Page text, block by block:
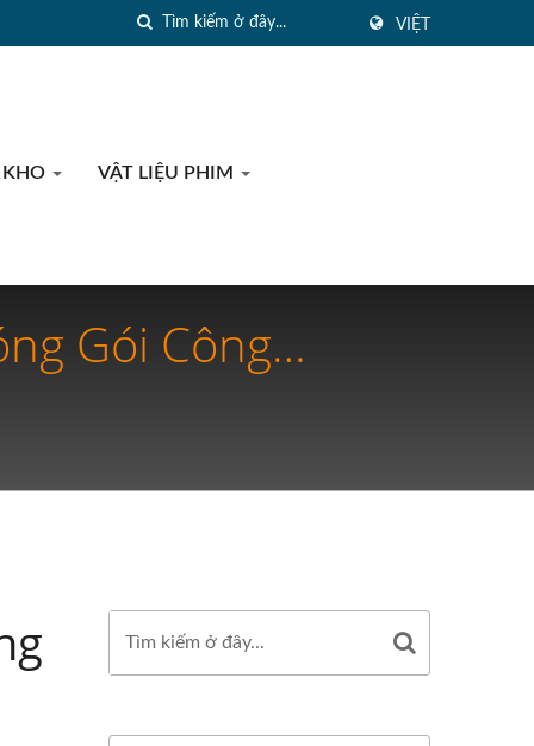
VIỆT
KHO VẬT LIỆU PHIM
Gói Công
Gói Thực